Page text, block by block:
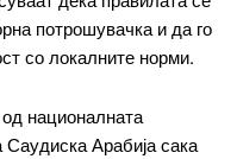
потрошувачка и да го
со локалните норми.
националната
Саудиска Арабија сака